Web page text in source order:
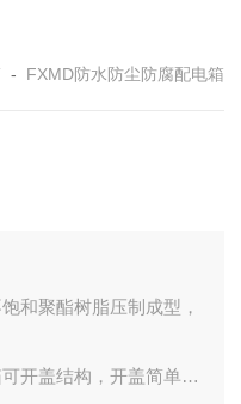
- FXMD防水防尘防腐配电箱
和聚酯树脂压制成型，
开盖结构，开盖简单，